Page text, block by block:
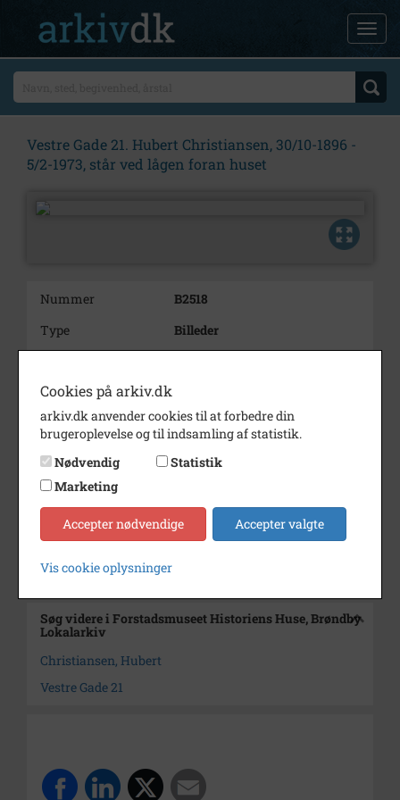
Vestre Gade 21. Hubert Christiansen, 30/10-1896 -
5/2-1973, står ved lågen foran huset
Nummer
B2518
Type
Billeder
5/2-1973, står ved lågen foran
huset
Årstal
1967
Dateringsnote
Fotograf
Ukendt
Søg videre i Forstadsmuseet Historiens Huse, Brøndby
Lokalarkiv
Christiansen, Hubert
Vestre Gade 21
Cookies på arkiv.dk
arkiv.dk anvender cookies til at forbedre din
brugeroplevelse og til indsamling af statistik.
Nødvendig
Statistik
Marketing
Accepter nødvendige Accepter valgte
Vis cookie oplysninger